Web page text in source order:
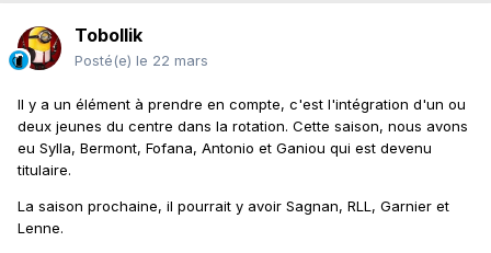
Tobollik
Posté(e) le 22 mars
Il y a un élément à prendre en compte, c'est l'intégration d'un ou
deux jeunes du centre dans la rotation. Cette saison, nous avons
eu Sylla, Bermont, Fofana, Antonio et Ganiou qui est devenu
titulaire.
La saison prochaine, il pourrait y avoir Sagnan, RLL, Garnier et
Lenne.